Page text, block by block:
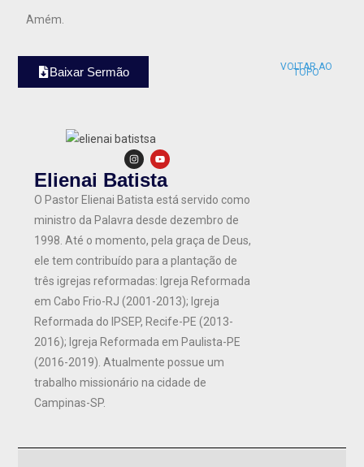
Amém.
Baixar Sermão VOLTAR AO
TOPO
Elienai Batista
O Pastor Elienai Batista está servido como
ministro da Palavra desde dezembro de
1998. Até o momento, pela graça de Deus,
ele tem contribuído para a plantação de
três igrejas reformadas: Igreja Reformada
em Cabo Frio-RJ (2001-2013); Igreja
Reformada do IPSEP, Recife-PE (2013-
2016); Igreja Reformada em Paulista-PE
(2016-2019). Atualmente possue um
trabalho missionário na cidade de
Campinas-SP.